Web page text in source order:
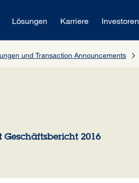
Lösungen Karriere Investoren
und Transaction Announcements
2016